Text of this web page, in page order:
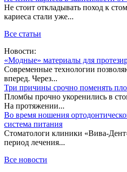
Не стоит откладывать поход к
кариеса стали уже...
Все статьи
Новости:
«Модные» материалы для
Современные технологии
вперед. Через...
Три причины срочно поменять
Пломбы прочно укоренились в
На протяжении...
Во время ношения
система питания
Стоматологи клиники «Вива-
период лечения...
Все новости